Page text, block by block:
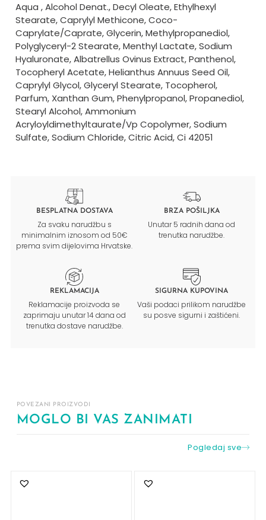
Aqua , Alcohol Denat., Decyl Oleate, Ethylhexyl
Stearate, Caprylyl Methicone, Coco-
Caprylate/Caprate, Glycerin, Methylpropanediol,
Polyglyceryl-2 Stearate, Menthyl Lactate, Sodium
Hyaluronate, Albatrellus Ovinus Extract, Panthenol,
Tocopheryl Acetate, Helianthus Annuus Seed Oil,
Caprylyl Glycol, Glyceryl Stearate, Tocopherol,
Parfum, Xanthan Gum, Phenylpropanol, Propanediol,
Stearyl Alcohol, Ammonium
Acryloyldimethyltaurate/Vp Copolymer, Sodium
Sulfate, Sodium Chloride, Citric Acid, Ci 42051
BESPLATNA DOSTAVA
Za svaku narudžbu s
minimalnim iznosom od 50€
prema svim dijelovima Hrvatske.
BRZA POŠILJKA
Unutar 5 radnih dana od
trenutka narudžbe.
REKLAMACIJA
Reklamacije proizvoda se
zaprimaju unutar 14 dana od
trenutka dostave narudžbe.
SIGURNA KUPOVINA
Vaši podaci prilikom narudžbe
su posve sigurni i zaštićeni.
POVEZANI PROIZVODI
MOGLO BI VAS ZANIMATI
Pogledaj sve